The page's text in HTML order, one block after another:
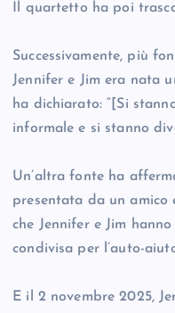
Il quartetto ha poi
Successivamente, più
Jennifer e Jim era nata
ha dichiarato: “[Si
informale e si stanno
Un’altra fonte ha
presentata da un amico
che Jennifer e Jim
condivisa per l’auto-
E il 2 novembre 2025,